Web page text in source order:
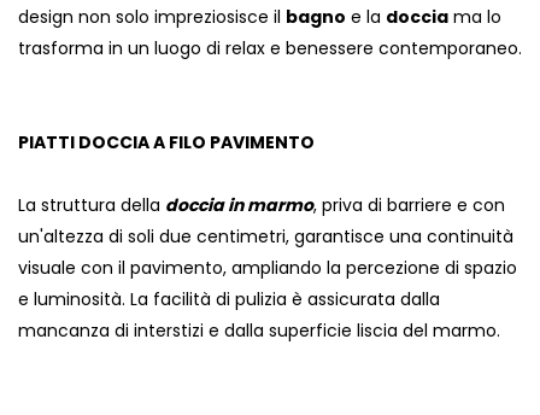
design non solo impreziosisce il bagno e la doccia ma lo
trasforma in un luogo di relax e benessere contemporaneo.
PIATTI DOCCIA A FILO PAVIMENTO
La struttura della doccia in marmo, priva di barriere e con
un'altezza di soli due centimetri, garantisce una continuità
visuale con il pavimento, ampliando la percezione di spazio
e luminosità. La facilità di pulizia è assicurata dalla
mancanza di interstizi e dalla superficie liscia del marmo.